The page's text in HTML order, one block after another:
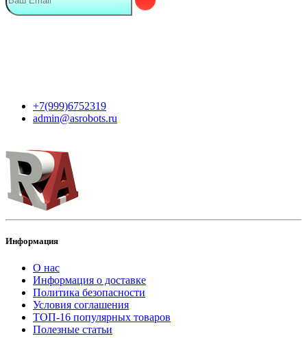
+7(999)6752319
admin@asrobots.ru
Информация
О нас
Информация о доставке
Политика безопасности
Условия соглашения
ТОП-16 популярных товаров
Полезные статьи